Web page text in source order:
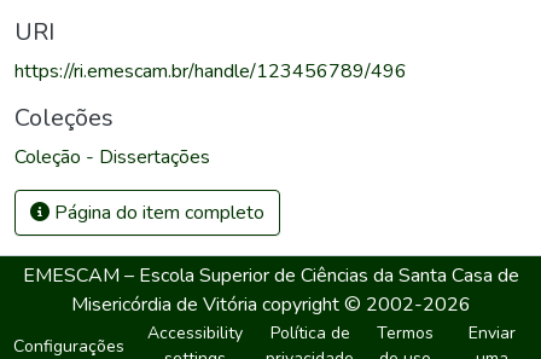
URI
https://ri.emescam.br/handle/123456789/496
Coleções
Coleção - Dissertações
Página do item completo
EMESCAM – Escola Superior de Ciências da Santa Casa de
Misericórdia de Vitória copyright © 2002-2026
Configurações
Accessibility
Política de
Termos
Enviar